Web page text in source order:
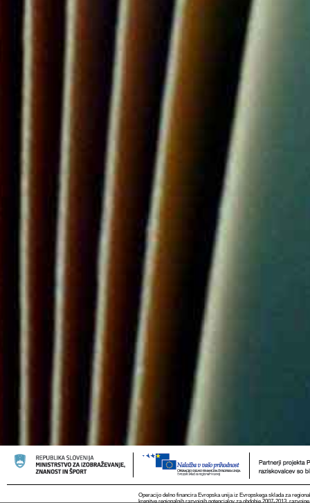
Operacijo delno financira Evropska unija iz Evropskega sklada za
krepitve regionalnih razvojnih potencialov za obdobje 2007-2013,